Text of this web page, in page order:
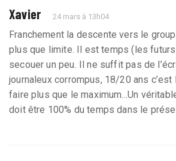
Xavier 24 mars à 13h04
Franchement la descente vers le
plus que limite. Il est temps (les
secouer un peu. Il ne suffit pas de
journaleux corrompus, 18/20 ans c’est
faire plus que le maximum...Un
doit être 100% du temps dans le